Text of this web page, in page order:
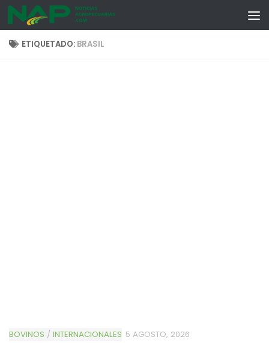
Skip to content
ETIQUETADO: BRASIL
BOVINOS / INTERNACIONALES 5 AGOSTO, 2026